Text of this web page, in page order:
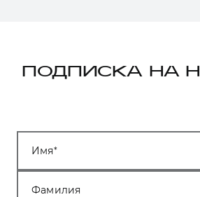
ПОДПИСКА НА
Имя
Фамилия